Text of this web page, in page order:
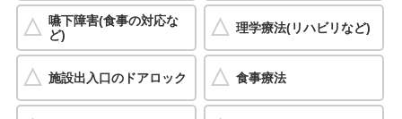
嚥下障害(食事の対応な
ど)
理学療法(リハビリなど)
施設出入口のドアロック 食事療法